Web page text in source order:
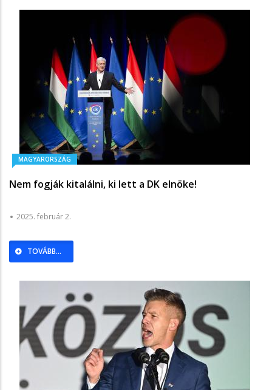
MAGYARORSZÁG
Nem fogják kitalálni, ki lett a DK elnöke!
2025. február 2.
TOVÁBB...